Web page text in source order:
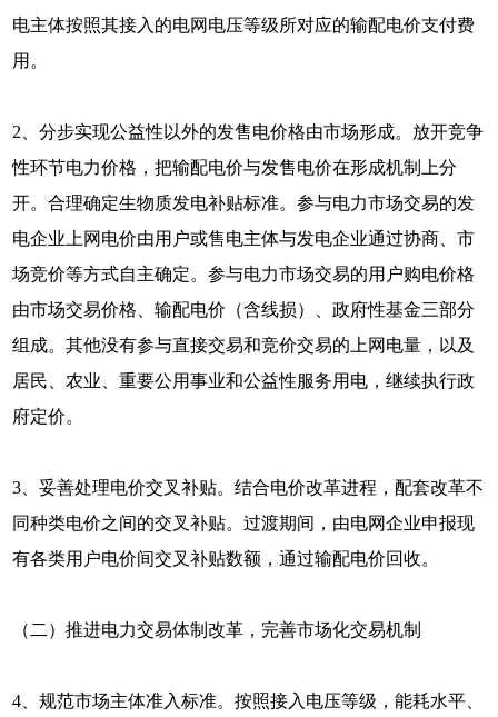
电主体按照其接入的电网电压等级所对应的输配电价支付费
用。
2、分步实现公益性以外的发售电价格由市场形成。放开竞争
性环节电力价格，把输配电价与发售电价在形成机制上分
开。合理确定生物质发电补贴标准。参与电力市场交易的发
电企业上网电价由用户或售电主体与发电企业通过协商、市
场竞价等方式自主确定。参与电力市场交易的用户购电价格
由市场交易价格、输配电价（含线损）、政府性基金三部分
组成。其他没有参与直接交易和竞价交易的上网电量，以及
居民、农业、重要公用事业和公益性服务用电，继续执行政
府定价。
3、妥善处理电价交叉补贴。结合电价改革进程，配套改革不
同种类电价之间的交叉补贴。过渡期间，由电网企业申报现
有各类用户电价间交叉补贴数额，通过输配电价回收。
（二）推进电力交易体制改革，完善市场化交易机制
4、规范市场主体准入标准。按照接入电压等级，能耗水平、